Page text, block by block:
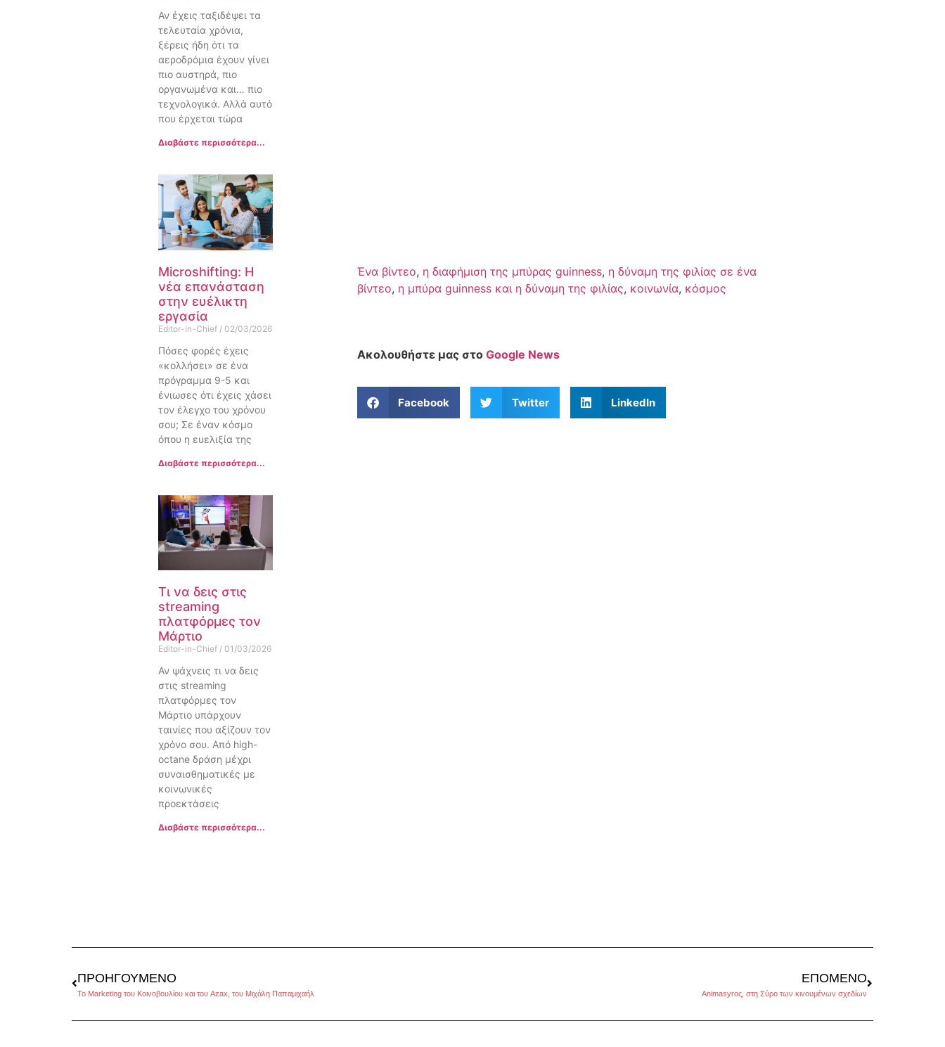
Αν έχεις ταξιδέψει τα
τελευταία χρόνια,
ξέρεις ήδη ότι τα
αεροδρόμια έχουν γίνει
πιο αυστηρά, πιο
οργανωμένα και… πιο
τεχνολογικά. Αλλά αυτό
που έρχεται τώρα
Διαβάστε περισσότερα...
Microshifting: Η
νέα επανάσταση
στην ευέλικτη
εργασία
Editor-in-Chief 02/03/2026
Πόσες φορές έχεις
«κολλήσει» σε ένα
πρόγραμμα 9-5 και
ένιωσες ότι έχεις χάσει
τον έλεγχο του χρόνου
σου; Σε έναν κόσμο
όπου η ευελιξία της
Διαβάστε περισσότερα...
Τι να δεις στις
streaming
πλατφόρμες τον
Μάρτιο
Editor-in-Chief 01/03/2026
Αν ψάχνεις τι να δεις
στις streaming
πλατφόρμες τον
Μάρτιο υπάρχουν
ταινίες που αξίζουν τον
χρόνο σου. Από high-
octane δράση μέχρι
συναισθηματικές με
κοινωνικές
προεκτάσεις
Διαβάστε περισσότερα...
Ένα βίντεο, η διαφήμιση της μπύρας guinness, η δύναμη της φιλίας σε ένα
βίντεο, η μπύρα guinness και η δύναμη της φιλίας, κοινωνία, κόσμος
Ακολουθήστε μας στο Google News
Facebook Twitter LinkedIn
ΠΡΟΗΓΟΎΜΕΝΟ
Το Marketing του Κοινοβουλίου και του Azax, του Μιχάλη Παπαμιχαήλ
ΕΠΌΜΕΝΟ
Αnimasyroς, στη Σύρο των κινουμένων σχεδίων